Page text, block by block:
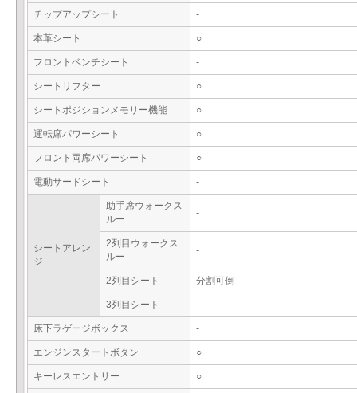
チップアップシート -
本革シート ○
フロントベンチシート -
シートリフター ○
シートポジションメモリー機能 ○
運転席パワーシート ○
フロント両席パワーシート ○
電動サードシート -
シートアレン
ジ
助手席ウォークス
ルー
-
2列目ウォークス
ルー
-
2列目シート 分割可倒
3列目シート -
床下ラゲージボックス -
エンジンスタートボタン ○
キーレスエントリー ○